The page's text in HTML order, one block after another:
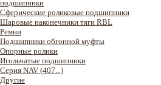
подшипники
Сферические роликовые подшипники
Шаровые наконечники тяги RBL
Ремни
Подшипники обгонной муфты
Опорные ролики
Игольчатые подшипники
Серия NAV (407...)
Другие